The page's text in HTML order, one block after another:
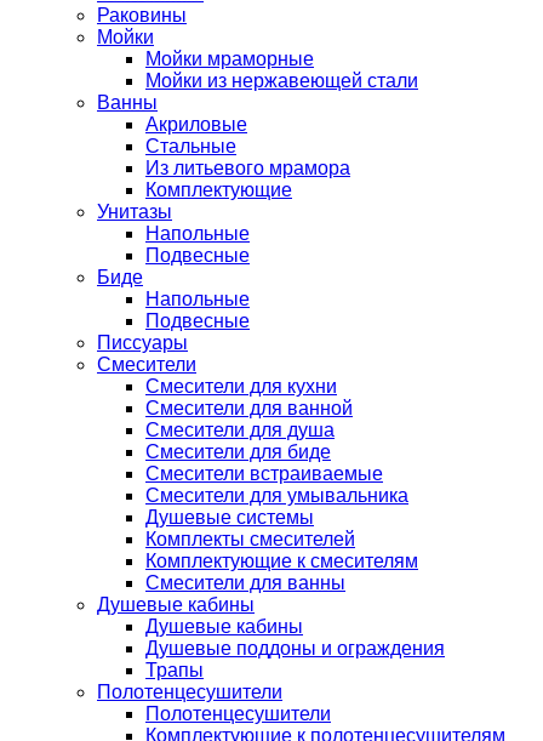
Раковины
Мойки
Мойки мраморные
Мойки из нержавеющей стали
Ванны
Акриловые
Стальные
Из литьевого мрамора
Комплектующие
Унитазы
Напольные
Подвесные
Биде
Напольные
Подвесные
Писсуары
Смесители
Смесители для кухни
Смесители для ванной
Смесители для душа
Смесители для биде
Смесители встраиваемые
Смесители для умывальника
Душевые системы
Комплекты смесителей
Комплектующие к смесителям
Смесители для ванны
Душевые кабины
Душевые кабины
Душевые поддоны и ограждения
Трапы
Полотенцесушители
Полотенцесушители
Комплектующие к полотенцесушителям